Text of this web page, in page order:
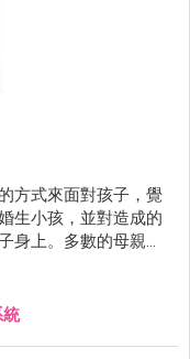
方式來面對孩子，覺
生小孩，並對造成的
身上。多數的母親都
會對孩子感到內疚與
找誰來協助。
統